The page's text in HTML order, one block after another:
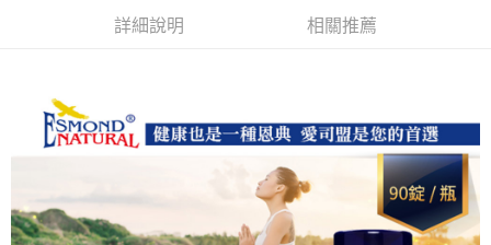
宅配
每筆NT$120，滿NT$1,000(含以上)免運費
詳細說明 相關推薦